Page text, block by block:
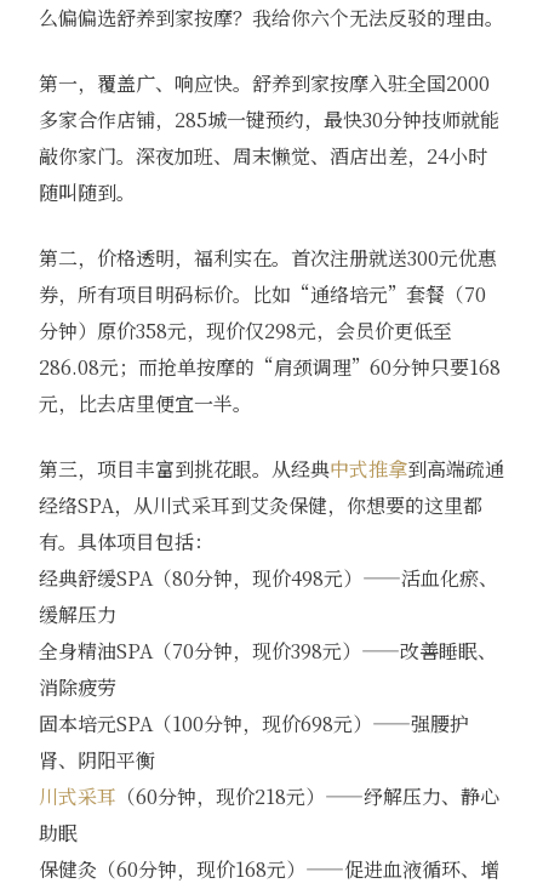
么偏偏选舒养到家按摩？我给你六个无法反驳的理由。
第一，覆盖广、响应快。舒养到家按摩入驻全国2000
多家合作店铺，285城一键预约，最快30分钟技师就能
敲你家门。深夜加班、周末懒觉、酒店出差，24小时
随叫随到。
第二，价格透明，福利实在。首次注册就送300元优惠
券，所有项目明码标价。比如“通络培元”套餐（70
分钟）原价358元，现价仅298元，会员价更低至
286.08元；而抢单按摩的“肩颈调理”60分钟只要168
元，比去店里便宜一半。
第三，项目丰富到挑花眼。从经典中式推拿到高端疏通
经络SPA，从川式采耳到艾灸保健，你想要的这里都
有。具体项目包括：
经典舒缓SPA（80分钟，现价498元）——活血化瘀、
缓解压力
全身精油SPA（70分钟，现价398元）——改善睡眠、
消除疲劳
固本培元SPA（100分钟，现价698元）——强腰护
肾、阴阳平衡
川式采耳 （60分钟，现价218元）——纾解压力、静心
助眠
保健灸（60分钟，现价168元）——促进血液循环、增